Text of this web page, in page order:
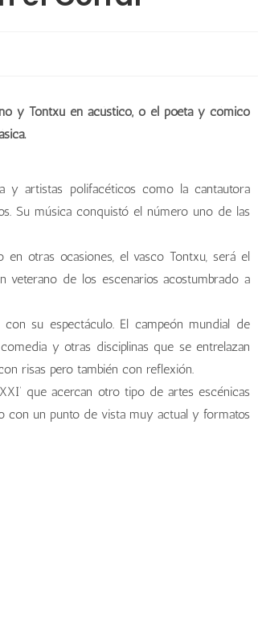
y Tontxu en acústico, o el poeta y cómico
y artistas polifacéticos como la cantautora
Su música conquistó el número uno de las
otras ocasiones, el vasco Tontxu, será el
veterano de los escenarios acostumbrado a
su espectáculo. El campeón mundial de
y otras disciplinas que se entrelazan
risas pero también con reflexión.
que acercan otro tipo de artes escénicas
con un punto de vista muy actual y formatos